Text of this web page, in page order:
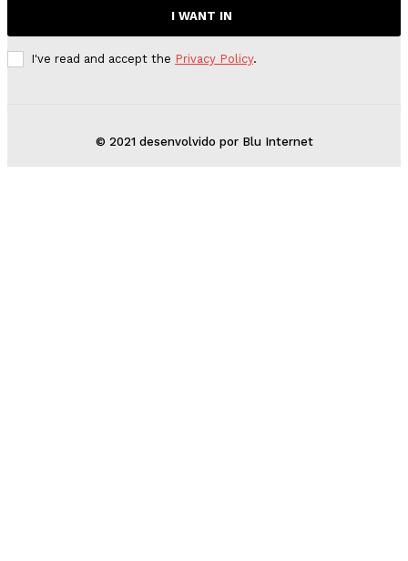
I WANT IN
I've read and accept the Privacy Policy.
© 2021 desenvolvido por Blu Internet